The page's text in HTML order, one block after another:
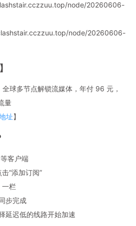
node/20260606-
node/20260606-
球多节点解锁流媒体，年付 96 元，
量
址】
客户端
“添加订阅”
一栏
步完成
延迟低的线路开始加速